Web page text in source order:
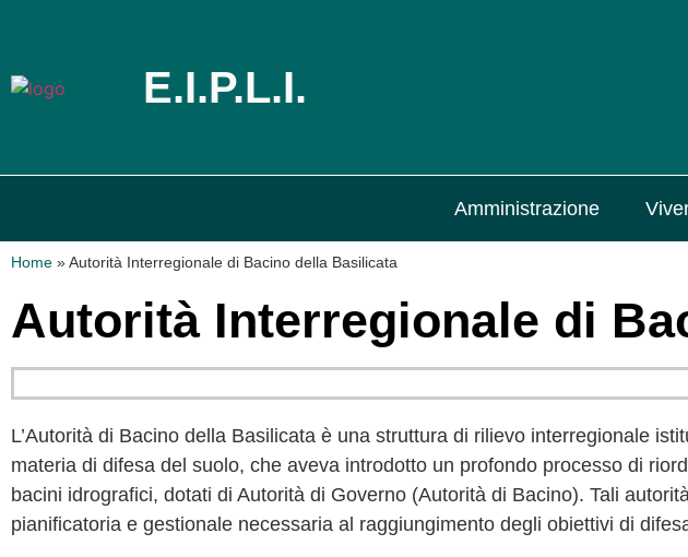
E.I.P.L.I.
Amministrazione
Home » Autorità Interregionale di Bacino della Basilicata
Autorità Interregionale di
L’Autorità di Bacino della Basilicata è una struttura di rilievo interregionale
materia di difesa del suolo, che aveva introdotto un profondo processo di
bacini idrografici, dotati di Autorità di Governo (Autorità di Bacino). Tali
pianificatoria e gestionale necessaria al raggiungimento degli obiettivi di